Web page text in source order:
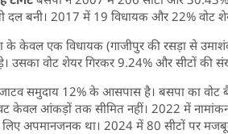
दल बनी। 2017 में 19 विधायक और 22% वोट
केवल एक विधायक (गाजीपुर की रसड़ा से
वोट शेयर गिरकर 9.24% और सीटों की
समुदाय 12% के आसपास है। बसपा का
केवल आंकड़ों तक सीमित नहीं। 2022 में
लिए अपमानजनक था। 2024 में 80 सीटों पर